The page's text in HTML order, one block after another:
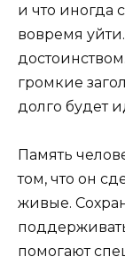
и что иногда
вовремя
громкие
долго будет
Память
том, что он
живые.
помогают